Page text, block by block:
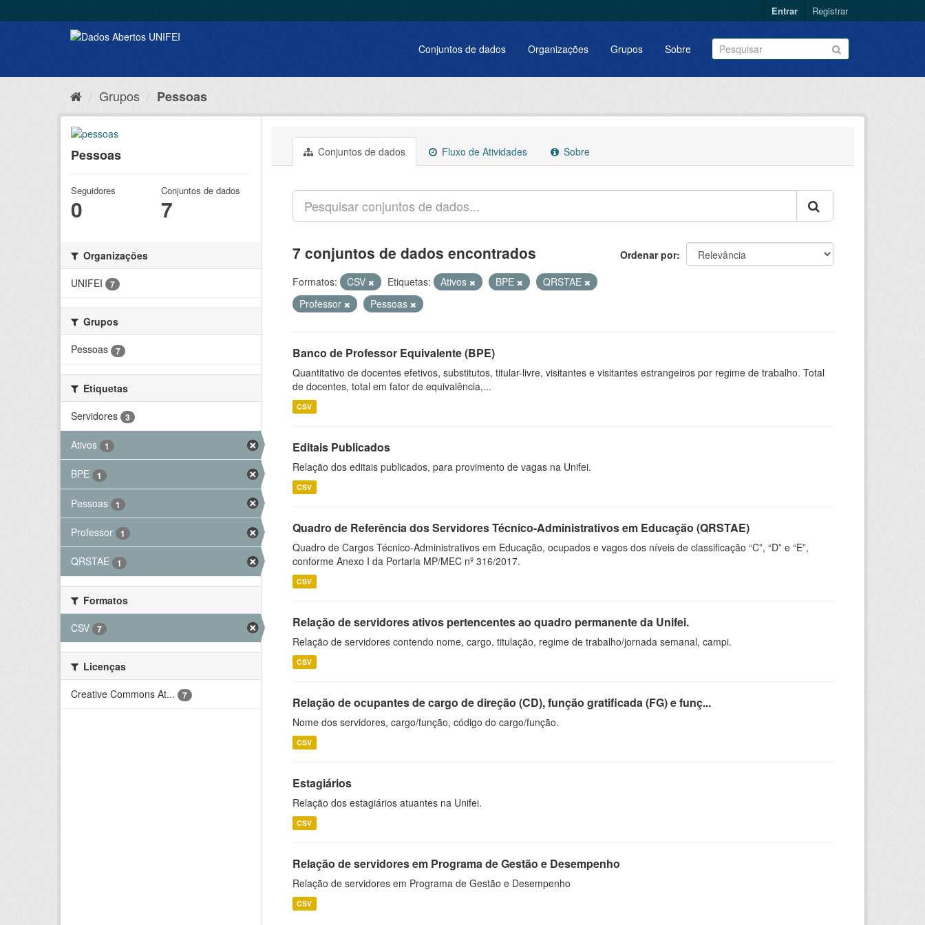
Entrar Registrar
Conjuntos de dados Organizações Grupos Sobre
Grupos Pessoas
Pessoas
Seguidores
0
Conjuntos de dados
7
Organizações
UNIFEI
7
Grupos
Pessoas
7
Etiquetas
Servidores
3
Ativos 1
BPE 1
Pessoas 1
Professor 1
QRSTAE 1
Formatos
CSV
7
Licenças
Creative Commons At...
7
Conjuntos de dados Fluxo de Atividades Sobre
Ordenar por
7 conjuntos de dados encontrados
Formatos: CSV Etiquetas: Ativos BPE
QRSTAE
Professor
Pessoas
Banco de Professor Equivalente (BPE)
Quantitativo de docentes efetivos, substitutos, titular-livre, visitantes e visitantes estrangeiros por regime de trabalho. Total
de docentes, total em fator de equivalência,...
CSV
Editais Publicados
Relação dos editais publicados, para provimento de vagas na Unifei.
CSV
Quadro de Referência dos Servidores Técnico-Administrativos em Educação (QRSTAE)
Quadro de Cargos Técnico-Administrativos em Educação, ocupados e vagos dos níveis de classificação “C”, “D” e “E”,
conforme Anexo I da Portaria MP/MEC nº 316/2017.
CSV
Relação de servidores ativos pertencentes ao quadro permanente da Unifei.
Relação de servidores contendo nome, cargo, titulação, regime de trabalho/jornada semanal, campi.
CSV
Relação de ocupantes de cargo de direção (CD), função gratificada (FG) e funç...
Nome dos servidores, cargo/função, código do cargo/função.
CSV
Estagiários
Relação dos estagiários atuantes na Unifei.
CSV
Relação de servidores em Programa de Gestão e Desempenho
Relação de servidores em Programa de Gestão e Desempenho
CSV